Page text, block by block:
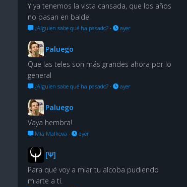
Y ya tenemos la vista cansada, que los años
no pasan en balde.
¿Alguien sabe qué ha pasado? · ayer
Paluego
Que las teles son más grandes ahora por lo
general
¿Alguien sabe qué ha pasado? · ayer
Paluego
Vaya hembra!
Mia Malkova · ayer
[Ψ]
Para qué voy a miar tu alcoba pudiendo
miarte a tí.